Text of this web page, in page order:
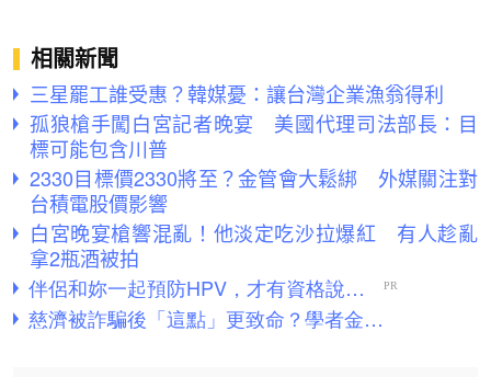
相關新聞
三星罷工誰受惠？韓媒憂：讓台灣企業漁翁得利
孤狼槍手闖白宮記者晚宴 美國代理司法部長：目
標可能包含川普
2330目標價2330將至？金管會大鬆綁 外媒關注對
台積電股價影響
白宮晚宴槍響混亂！他淡定吃沙拉爆紅 有人趁亂
拿2瓶酒被拍